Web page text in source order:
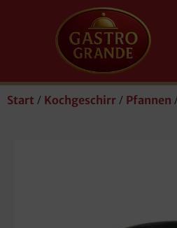
Start / Kochgeschirr / Pfannen